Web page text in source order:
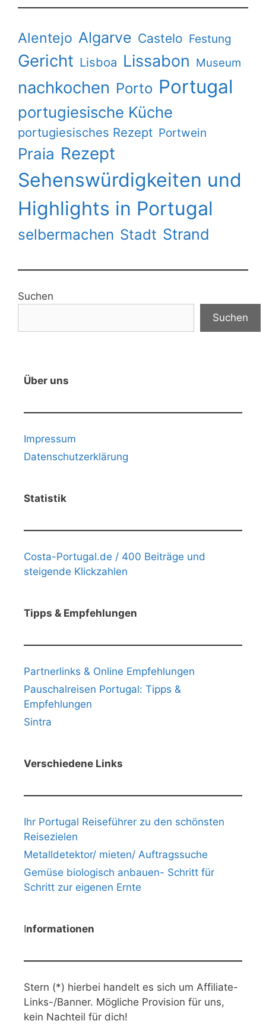
Alentejo Algarve Castelo Festung
Gericht Lisboa Lissabon Museum
nachkochen Porto Portugal
portugiesische Küche
portugiesisches Rezept Portwein
Praia Rezept
Sehenswürdigkeiten und
Highlights in Portugal
selbermachen Stadt Strand
Suchen
Suchen
Über uns
Impressum
Datenschutzerklärung
Statistik
Costa-Portugal.de / 400 Beiträge und
steigende Klickzahlen
Tipps & Empfehlungen
Partnerlinks & Online Empfehlungen
Pauschalreisen Portugal: Tipps &
Empfehlungen
Sintra
Verschiedene Links
Ihr Portugal Reiseführer zu den schönsten
Reisezielen
Metalldetektor/ mieten/ Auftragssuche
Gemüse biologisch anbauen- Schritt für
Schritt zur eigenen Ernte
Informationen
Stern (*) hierbei handelt es sich um Affiliate-
Links-/Banner. Mögliche Provision für uns,
kein Nachteil für dich!